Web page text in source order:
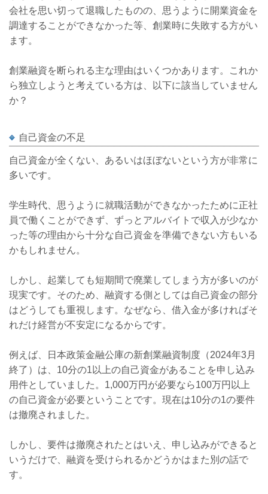
会社を思い切って退職したものの、思うように開業資金を
調達することができなかった等、創業時に失敗する方がい
ます。
創業融資を断られる主な理由はいくつかあります。これか
ら独立しようと考えている方は、以下に該当していません
か？
自己資金の不足
自己資金が全くない、あるいはほぼないという方が非常に
多いです。
学生時代、思うように就職活動ができなかったために正社
員で働くことができず、ずっとアルバイトで収入が少なか
った等の理由から十分な自己資金を準備できない方もいる
かもしれません。
しかし、起業しても短期間で廃業してしまう方が多いのが
現実です。そのため、融資する側としては自己資金の部分
はどうしても重視します。なぜなら、借入金が多ければそ
れだけ経営が不安定になるからです。
例えば、日本政策金融公庫の新創業融資制度（2024年3月
終了）は、 10分の1 以上の自己資金があることを申し込み
用件としていました。 1,000万円が必要なら100万円以上
の自己資金が必要ということです。現在は10分の1の要件
は撤廃されました。
しかし、要件は撤廃されたとはいえ、申し込みができると
いうだけで、融資を受けられるかどうかはまた別の話で
す。